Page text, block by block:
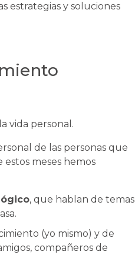
estrategias y soluciones
vida personal.
de las personas que
meses hemos
, que hablan de temas
(yo mismo) y de
compañeros de